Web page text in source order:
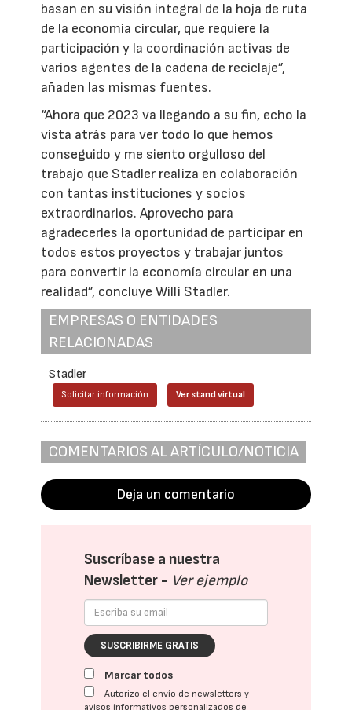
basan en su visión integral de la hoja de ruta
de la economía circular, que requiere la
participación y la coordinación activas de
varios agentes de la cadena de reciclaje”,
añaden las mismas fuentes.
“Ahora que 2023 va llegando a su fin, echo la
vista atrás para ver todo lo que hemos
conseguido y me siento orgulloso del
trabajo que Stadler realiza en colaboración
con tantas instituciones y socios
extraordinarios. Aprovecho para
agradecerles la oportunidad de participar en
todos estos proyectos y trabajar juntos
para convertir la economía circular en una
realidad”, concluye Willi Stadler.
EMPRESAS O ENTIDADES
RELACIONADAS
Stadler
Solicitar información Ver stand virtual
COMENTARIOS AL ARTÍCULO/NOTICIA
Deja un comentario
Suscríbase a nuestra
Newsletter - Ver ejemplo
SUSCRIBIRME GRATIS
Marcar todos
Autorizo el envío de newsletters y
avisos informativos personalizados de